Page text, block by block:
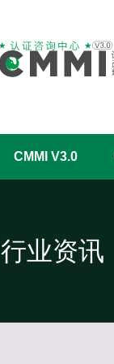
CMMI V3.0
行业资讯